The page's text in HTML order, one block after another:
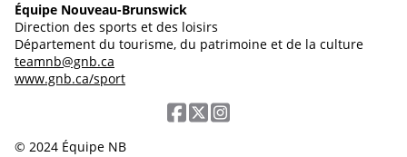
Équipe Nouveau-Brunswick
Direction des sports et des loisirs
Département du tourisme, du patrimoine et de la culture
teamnb@gnb.ca
www.gnb.ca/sport
© 2024 Équipe NB